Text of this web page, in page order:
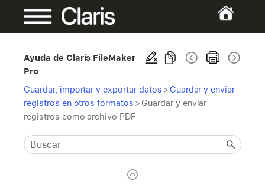
Ayuda de Claris FileMaker
Pro
Guardar, importar y exportar datos > Guardar y enviar
registros en otros formatos > Guardar y enviar
registros como archivo PDF